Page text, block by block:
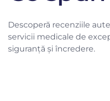
Descoperă recenziile
servicii medicale de
siguranță și încredere.